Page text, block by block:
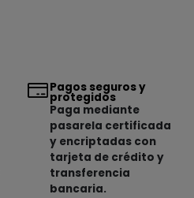
Pagos seguros y
protegidos
Paga mediante
pasarela certificada
y encriptadas con
tarjeta de crédito y
transferencia
bancaria.